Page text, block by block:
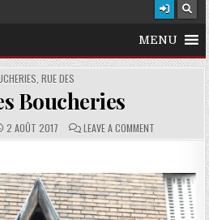
MENU
IN RUE DES
Boucheries
PUBLISHED DATE:
2 AOÛT 2017 COMMENTS:
LEAVE A COMMENT ON 4 RUE